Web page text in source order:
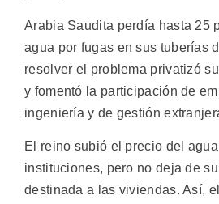
Arabia Saudita perdía hasta 25
agua por fugas en sus tuberías
resolver el problema privatizó
y fomentó la participación de
ingeniería y de gestión
El reino subió el precio del
instituciones, pero no deja de
destinada a las viviendas. Así,